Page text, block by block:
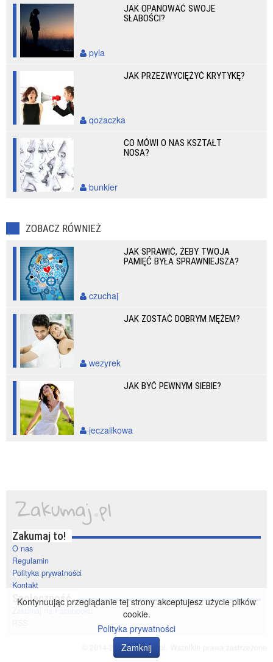
JAK OPANOWAĆ SWOJE
SŁABOŚCI?
pyla
JAK PRZEZWYCIĘŻYĆ KRYTYKĘ?
qozaczka
CO MÓWI O NAS KSZTAŁT
NOSA?
bunkier
ZOBACZ RÓWNIEŻ
JAK SPRAWIĆ, ŻEBY TWOJA
PAMIĘĆ BYŁA SPRAWNIEJSZA?
czuchaj
JAK ZOSTAĆ DOBRYM MĘŻEM?
wezyrek
JAK BYĆ PEWNYM SIEBIE?
jeczalikowa
Zakumaj to!
O nas
Regulamin
Polityka prywatności
Kontakt
Społeczność
Zakumaj na Facebooku
© 2014-2020 zakumaj.pl. Wszelkie prawa zastrzeżone
Kontynuując przeglądanie tej strony akceptujesz użycie plików
cookie.
Polityka prywatności
Zamknij